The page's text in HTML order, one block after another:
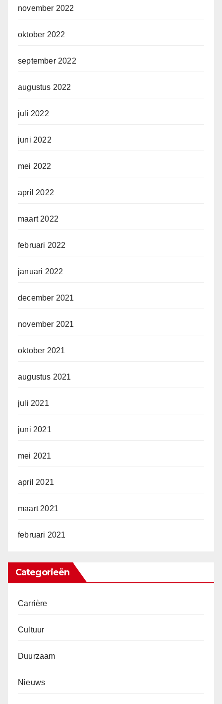
november 2022
oktober 2022
september 2022
augustus 2022
juli 2022
juni 2022
mei 2022
april 2022
maart 2022
februari 2022
januari 2022
december 2021
november 2021
oktober 2021
augustus 2021
juli 2021
juni 2021
mei 2021
april 2021
maart 2021
februari 2021
Categorieën
Carrière
Cultuur
Duurzaam
Nieuws